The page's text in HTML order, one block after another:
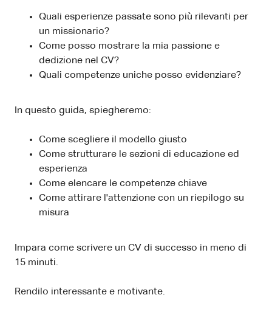
Quali esperienze passate sono più rilevanti per
un missionario?
Come posso mostrare la mia passione e
dedizione nel CV?
Quali competenze uniche posso evidenziare?
In questo guida, spiegheremo:
Come scegliere il modello giusto
Come strutturare le sezioni di educazione ed
esperienza
Come elencare le competenze chiave
Come attirare l'attenzione con un riepilogo su
misura
Impara come scrivere un CV di successo in meno di
15 minuti.
Rendilo interessante e motivante.